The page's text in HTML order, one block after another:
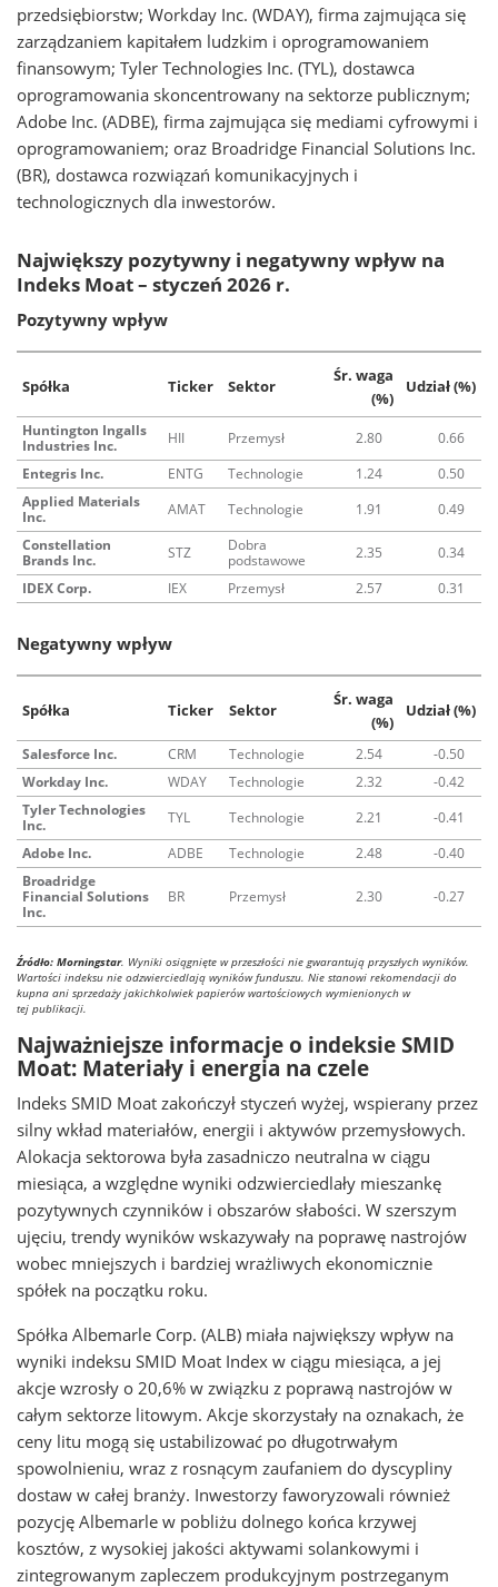
przedsiębiorstw; Workday Inc. (WDAY), firma zajmująca się
zarządzaniem kapitałem ludzkim i oprogramowaniem
finansowym; Tyler Technologies Inc. (TYL), dostawca
oprogramowania skoncentrowany na sektorze publicznym;
Adobe Inc. (ADBE), firma zajmująca się mediami cyfrowymi i
oprogramowaniem; oraz Broadridge Financial Solutions Inc.
(BR), dostawca rozwiązań komunikacyjnych i
technologicznych dla inwestorów.
Największy pozytywny i negatywny wpływ na
Indeks Moat – styczeń 2026 r.
Pozytywny wpływ
Spółka Ticker Sektor
Śr. waga
(%)
Udział (%)
Huntington Ingalls
Industries Inc.
HII Przemysł 2.80
0.66
Entegris Inc.
ENTG Technologie 1.24
0.50
Applied Materials
Inc.
AMAT Technologie 1.91
0.49
Constellation
Brands Inc.
STZ
Dobra
podstawowe
2.35
0.34
IDEX Corp.
IEX Przemysł 2.57 0.31
Negatywny wpływ
Spółka Ticker Sektor
Śr. waga
(%)
Udział (%)
Salesforce Inc. CRM Technologie 2.54
-0.50
Workday Inc.
WDAY Technologie 2.32
-0.42
Tyler Technologies
Inc.
TYL Technologie 2.21
-0.41
Adobe Inc.
ADBE Technologie 2.48
-0.40
Broadridge
Financial Solutions
Inc.
BR Przemysł 2.30 -0.27
Źródło: Morningstar. Wyniki osiągnięte w przeszłości nie gwarantują przyszłych wyników.
Wartości indeksu nie odzwierciedlają wyników funduszu. Nie stanowi rekomendacji do
kupna ani sprzedaży jakichkolwiek papierów wartościowych wymienionych w
tej publikacji.
Najważniejsze informacje o indeksie SMID
Moat: Materiały i energia na czele
Indeks SMID Moat zakończył styczeń wyżej, wspierany przez
silny wkład materiałów, energii i aktywów przemysłowych.
Alokacja sektorowa była zasadniczo neutralna w ciągu
miesiąca, a względne wyniki odzwierciedlały mieszankę
pozytywnych czynników i obszarów słabości. W szerszym
ujęciu, trendy wyników wskazywały na poprawę nastrojów
wobec mniejszych i bardziej wrażliwych ekonomicznie
spółek na początku roku.
Spółka Albemarle Corp. (ALB) miała największy wpływ na
wyniki indeksu SMID Moat Index w ciągu miesiąca, a jej
akcje wzrosły o 20,6% w związku z poprawą nastrojów w
całym sektorze litowym. Akcje skorzystały na oznakach, że
ceny litu mogą się ustabilizować po długotrwałym
spowolnieniu, wraz z rosnącym zaufaniem do dyscypliny
dostaw w całej branży. Inwestorzy faworyzowali również
pozycję Albemarle w pobliżu dolnego końca krzywej
kosztów, z wysokiej jakości aktywami solankowymi i
zintegrowanym zapleczem produkcyjnym postrzeganym